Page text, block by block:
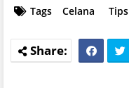
Tags Celana Tips